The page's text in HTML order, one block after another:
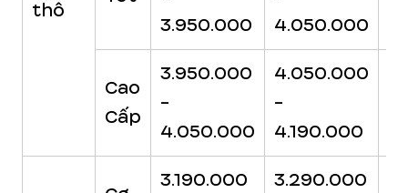
thô
3.950.000
4.050.000
Cao
Cấp
3.950.000
-
4.050.000
4.050.000
-
4.190.000
3.190.000
3.290.000